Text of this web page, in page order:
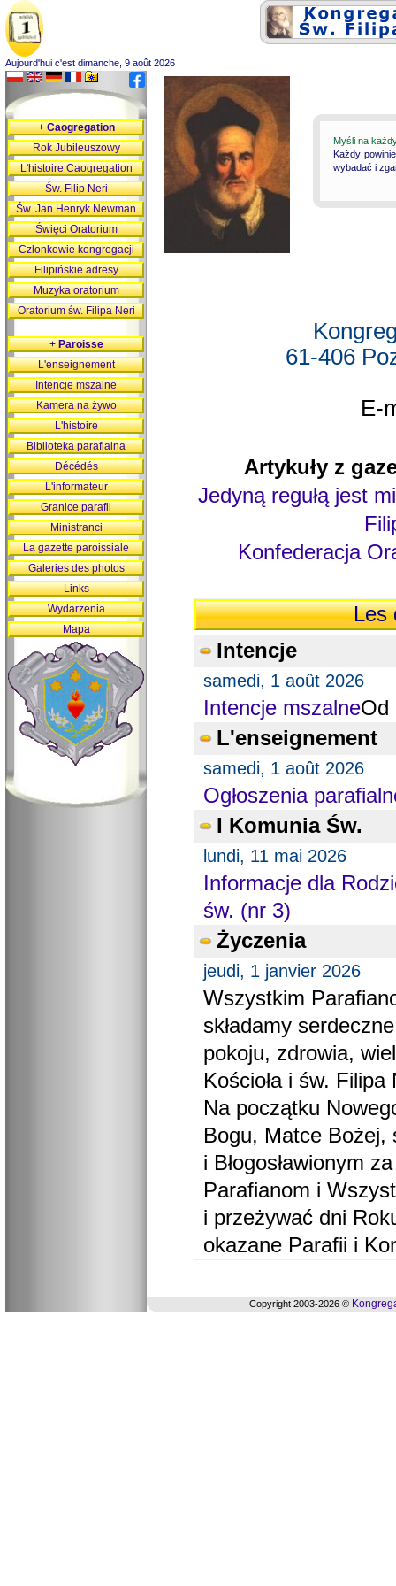
Aujourd'hui c'est dimanche, 9 août 2026
Myśli na
Każdy
wybadać i
61-406
E-
Artykuły z
Jedyną regułą jest
Konfederacja
Les
Intencje
samedi, 1 août 2026
Intencje mszalneOd
L'enseignement
samedi, 1 août 2026
Ogłoszenia
I Komunia Św.
lundi, 11 mai 2026
Informacje dla
św. (nr 3)
Życzenia
jeudi, 1 janvier 2026
Wszystkim
składamy
pokoju, zdrowia,
Kościoła i św. Filipa
Na początku
Bogu, Matce Bożej,
i Błogosławionym
Parafianom i
i przeżywać dni
okazane Parafii i
+Caogregation
Rok Jubileuszowy
L'histoire Caogregation
Św. Filip Neri
Św. Jan Henryk Newman
Święci Oratorium
Członkowie kongregacji
Filipińskie adresy
Muzyka oratorium
Oratorium św. Filipa Neri
+Paroisse
L'enseignement
Intencje mszalne
Kamera na żywo
L'histoire
Biblioteka parafialna
Décédés
L'informateur
Granice parafii
Ministranci
La gazette paroissiale
Galeries des photos
Links
Wydarzenia
Mapa
Copyright 2003-2026 ©